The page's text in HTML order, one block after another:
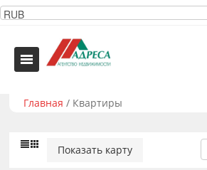
Главная / Квартиры
Показать карту